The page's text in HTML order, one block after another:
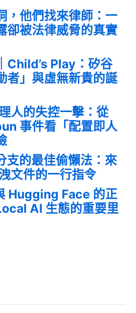
，他們找來律師：一
卻被法律威脅的真實
Child’s Play：矽谷
者」與虛無新貴的誕
人的失控一擊：從
事件看「配置即人
支的最佳偷懶法：來
文件的一行指令
Hugging Face 的正
AI 生態的重要里